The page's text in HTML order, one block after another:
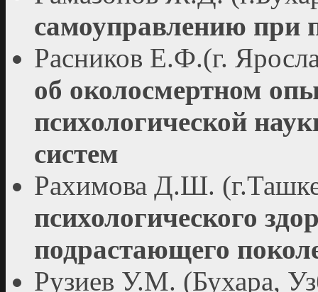
самоуправлению при
Расников Е.Ф.(г.
об околосмертном
психологической
систем
Рахимова Д.Ш.
психологического
подрастающего
Рузиев У.М. (Бухара,